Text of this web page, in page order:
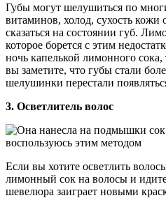
Губы могут шелушиться по
витаминов, холод, сухость кожи
сказаться на состоянии губ.
которое борется с этим
ночь капелькой лимонного сока,
вы заметите, что губы стали
шелушинки перестали
3. Осветлитель волос
Если вы хотите осветлить
лимонный сок на волосы и
шевелюра заиграет новыми